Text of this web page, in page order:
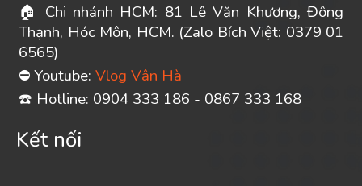
🏠
Chi nhánh HCM: 81 Lê Văn Khương, Đông
Thạnh, Hóc Môn, HCM. (Zalo Bích Việt: 0379 01
6565)
⛔ Youtube: Vlog Vân Hà
☎ ️ Hotline: 0904 333 186 - 0867 333 168
Kết nối
-----------------------------------------